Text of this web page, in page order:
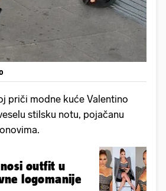
priči modne kuće Valentino
stilsku notu, pojačanu
outfit u
logomanije